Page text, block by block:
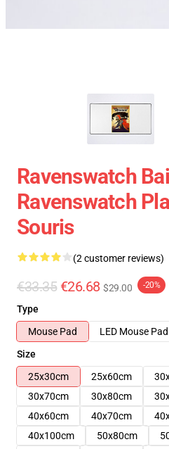
Ravenswatch
Ravenswatch
Souris
(2 customer reviews)
€33.35 €26.68 $29.00 -20%
Type
Mouse Pad
LED Mouse Pad
Size
25x30cm
25x60cm
30x70cm
30x80cm
40x60cm
40x70cm
40x100cm
50x80cm